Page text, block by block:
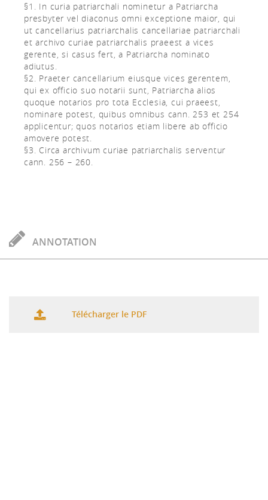
§1. In curia patriarchali nominetur a Patriarcha
presbyter vel diaconus omni exceptione maior, qui
ut cancellarius patriarchalis cancellariae patriarchali
et archivo curiae patriarchalis praeest a vices
gerente, si casus fert, a Patriarcha nominato
adiutus.
§2. Praeter cancellarium eiusque vices gerentem,
qui ex officio suo notarii sunt, Patriarcha alios
quoque notarios pro tota Ecclesia, cui praeest,
nominare potest, quibus omnibus cann. 253 et 254
applicentur; quos notarios etiam libere ab officio
amovere potest.
§3. Circa archivum curiae patriarchalis serventur
cann. 256 – 260.
ANNOTATION
Télécharger le PDF